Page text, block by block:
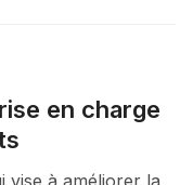
en charge
vise à améliorer la